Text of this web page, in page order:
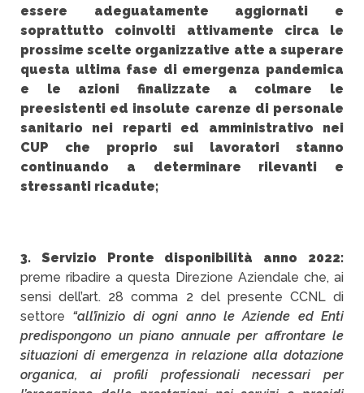
essere adeguatamente aggiornati e
soprattutto coinvolti attivamente circa le
prossime scelte organizzative atte a superare
questa ultima fase di emergenza pandemica
e le azioni finalizzate a colmare le
preesistenti ed insolute carenze di personale
sanitario nei reparti ed amministrativo nei
CUP che proprio sui lavoratori stanno
continuando a determinare rilevanti e
stressanti ricadute;
3. Servizio Pronte disponibilità anno 2022:
preme ribadire a questa Direzione Aziendale che, ai
sensi dell’art. 28 comma 2 del presente CCNL di
settore “all’inizio di ogni anno le Aziende ed Enti
predispongono un piano annuale per affrontare le
situazioni di emergenza in relazione alla dotazione
organica, ai profili professionali necessari per